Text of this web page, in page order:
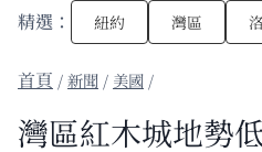
精選： 紐約 灣區
/新聞 / 美國 /
灣區紅木城地勢